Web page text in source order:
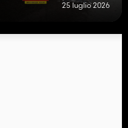
25 luglio 2026